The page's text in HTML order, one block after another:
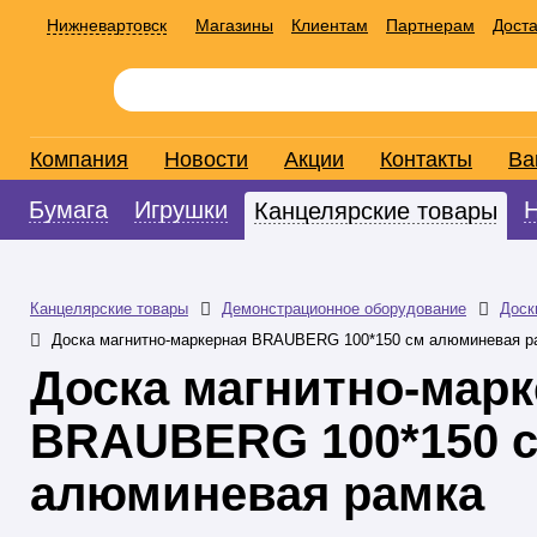
Нижневартовск Магазины Клиентам Партнерам
Компания Новости Акции Контакты
Бумага Игрушки Канцелярские товары
Канцелярские товары Демонстрационное оборудование
Доска магнитно-маркерная BRAUBERG 100*150 см алюминевая
Доска магнитно-
BRAUBERG 100*150
алюминевая рамка